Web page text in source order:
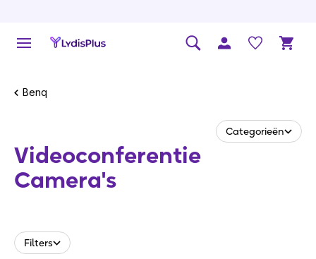
Benq
Categorieën
Videocon­fe­rentie
Camera's
Filters